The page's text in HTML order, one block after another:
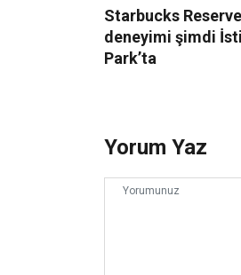
Starbucks
deneyimi şimdi
Park’ta
Yorum Yaz